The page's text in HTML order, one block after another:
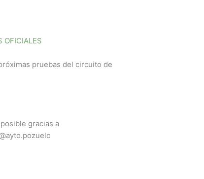
OFICIALES
pruebas del circuito de
gracias a